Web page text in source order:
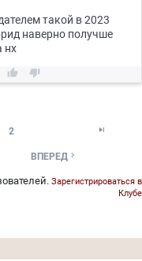
такой в 2023
наверно получше
нх
 
2 
ВПЕРЕД 
Зарегистрироваться в
Клубе